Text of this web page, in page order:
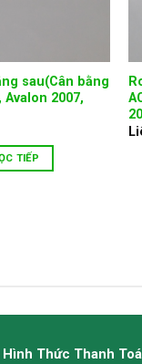
sau(Cân bằng
Avalon 2007,
TIẾP
Hình Thức Thanh